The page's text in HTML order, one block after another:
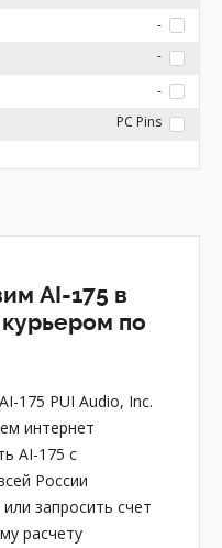
-
-
-
PC Pins
AI-175 в
по
175 PUI Audio, Inc.
интернет
AI-175 с
России
запросить счет
расчету